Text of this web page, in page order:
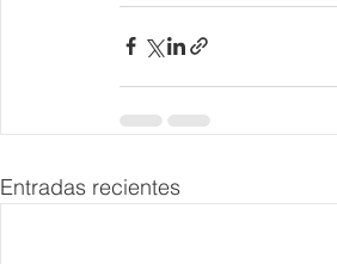
Entradas recientes